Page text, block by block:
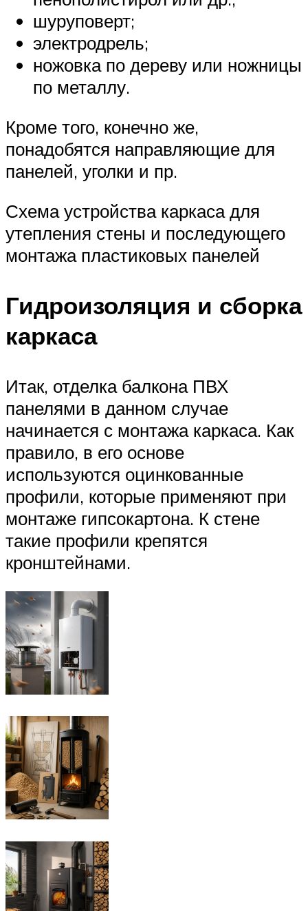
шуруповерт;
электродрель;
ножовка по дереву или ножницы
по металлу.
Кроме того, конечно же,
понадобятся направляющие для
панелей, уголки и пр.
Схема устройства каркаса для
утепления стены и последующего
монтажа пластиковых панелей
Гидроизоляция и сборка
каркаса
Итак, отделка балкона ПВХ
панелями в данном случае
начинается с монтажа каркаса. Как
правило, в его основе
используются оцинкованные
профили, которые применяют при
монтаже гипсокартона. К стене
такие профили крепятся
кронштейнами.